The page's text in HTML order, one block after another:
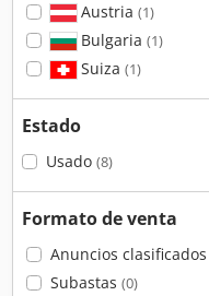
Austria (1)
Bulgaria (1)
Suiza (1)
Estado
Usado (8)
Formato de venta
Anuncios clasificados
Subastas (0)